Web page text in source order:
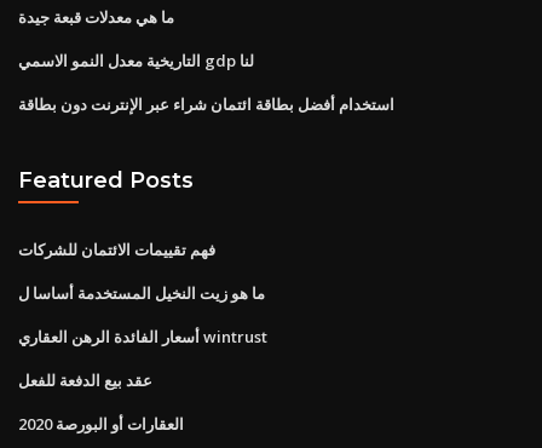
ما هي معدلات قبعة جيدة
التاريخية معدل النمو الاسمي gdp لنا
استخدام أفضل بطاقة ائتمان شراء عبر الإنترنت دون بطاقة
Featured Posts
فهم تقييمات الائتمان للشركات
ما هو زيت النخيل المستخدمة أساسا ل
أسعار الفائدة الرهن العقاري wintrust
عقد بيع الدفعة للفعل
العقارات أو البورصة 2020